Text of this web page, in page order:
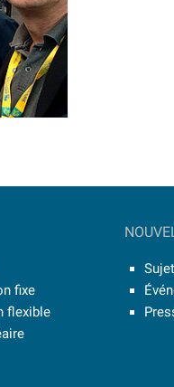
fixe
flexible